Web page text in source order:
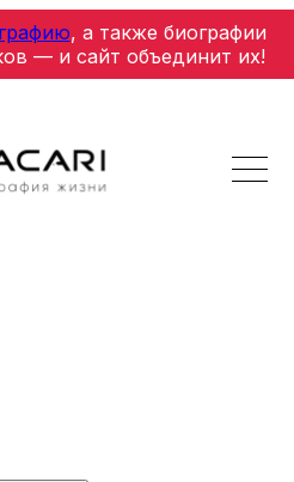
, а также биографии
— и сайт объединит их!